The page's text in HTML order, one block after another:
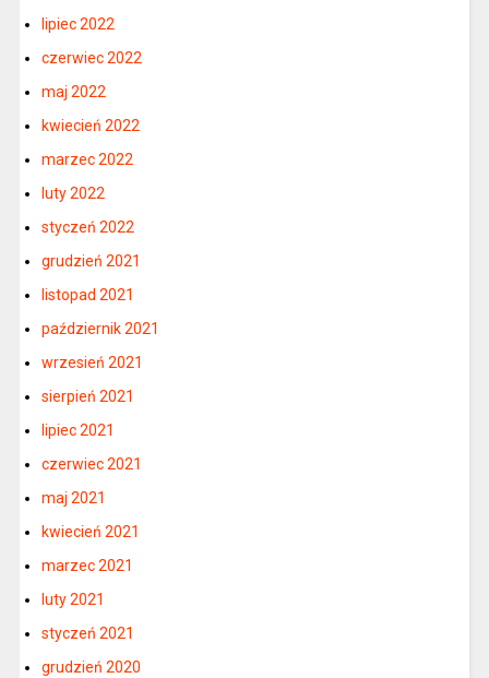
lipiec 2022
czerwiec 2022
maj 2022
kwiecień 2022
marzec 2022
luty 2022
styczeń 2022
grudzień 2021
listopad 2021
październik 2021
wrzesień 2021
sierpień 2021
lipiec 2021
czerwiec 2021
maj 2021
kwiecień 2021
marzec 2021
luty 2021
styczeń 2021
grudzień 2020